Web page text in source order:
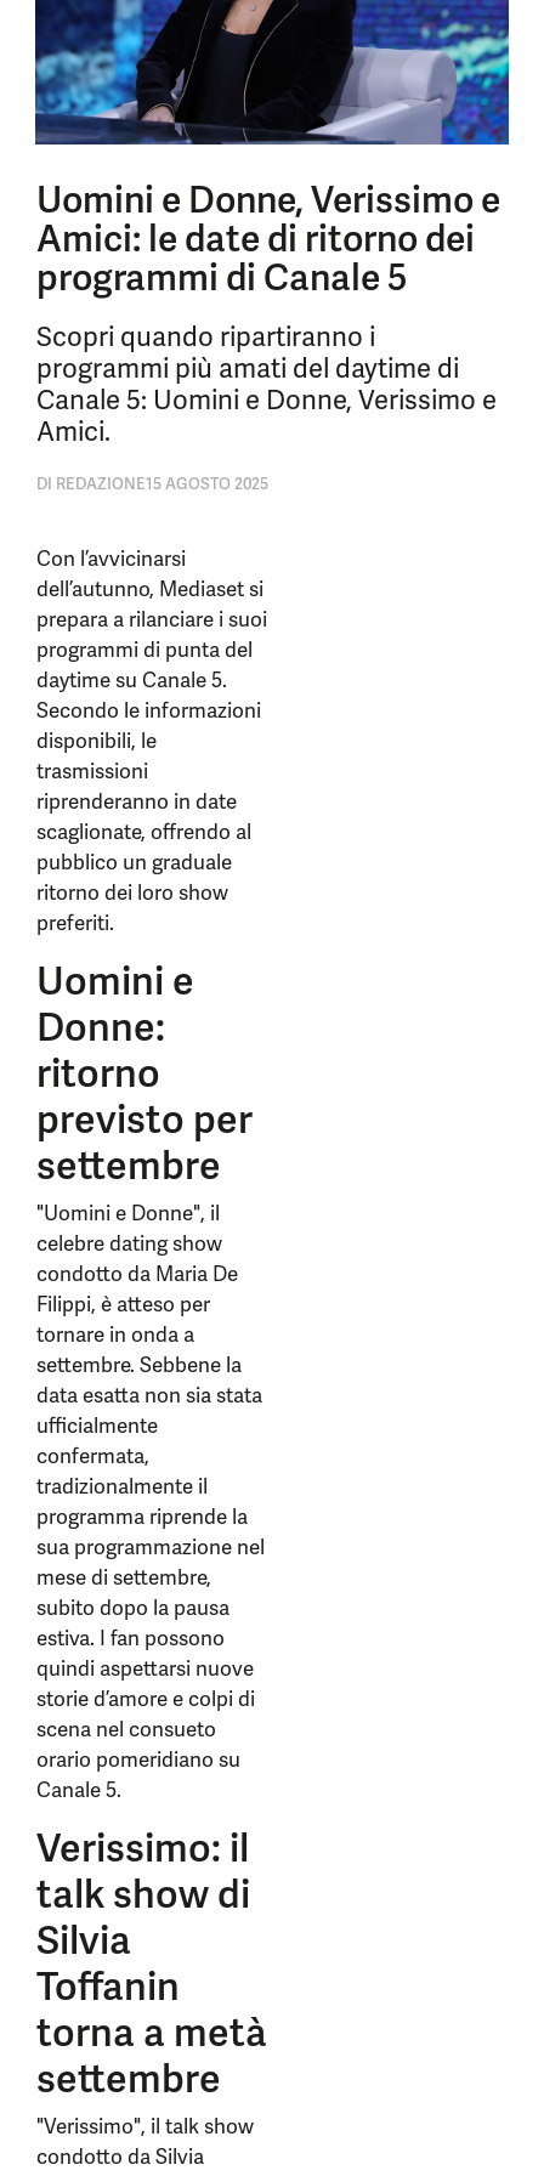
Uomini e Donne, Verissimo e
Amici: le date di ritorno dei
programmi di Canale 5
Scopri quando ripartiranno i
programmi più amati del daytime di
Canale 5: Uomini e Donne, Verissimo e
Amici.
DI REDAZIONE15 AGOSTO 2025
Con l’avvicinarsi
dell’autunno, Mediaset si
prepara a rilanciare i suoi
programmi di punta del
daytime su Canale 5.
Secondo le informazioni
disponibili, le
trasmissioni
riprenderanno in date
scaglionate, offrendo al
pubblico un graduale
ritorno dei loro show
preferiti.
Uomini e
Donne:
ritorno
previsto per
settembre
"Uomini e Donne", il
celebre dating show
condotto da Maria De
Filippi, è atteso per
tornare in onda a
settembre. Sebbene la
data esatta non sia stata
ufficialmente
confermata,
tradizionalmente il
programma riprende la
sua programmazione nel
mese di settembre,
subito dopo la pausa
estiva. I fan possono
quindi aspettarsi nuove
storie d’amore e colpi di
scena nel consueto
orario pomeridiano su
Canale 5.
Verissimo: il
talk show di
Silvia
Toffanin
torna a metà
settembre
"Verissimo", il talk show
condotto da Silvia